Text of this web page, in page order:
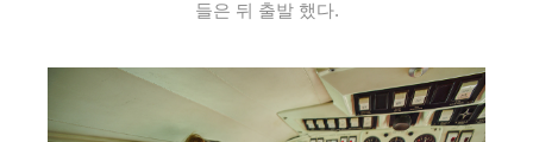
들은 뒤 출발 했다.